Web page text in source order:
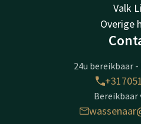
Valk
Overige
24u bereikbaar
Bereikbaar